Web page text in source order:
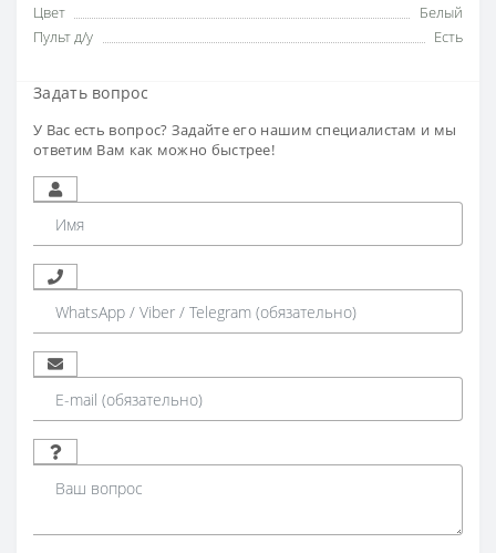
Цвет
Белый
Пульт д/у
Есть
Задать вопрос
У Вас есть вопрос? Задайте его нашим специалистам и мы
ответим Вам как можно быстрее!